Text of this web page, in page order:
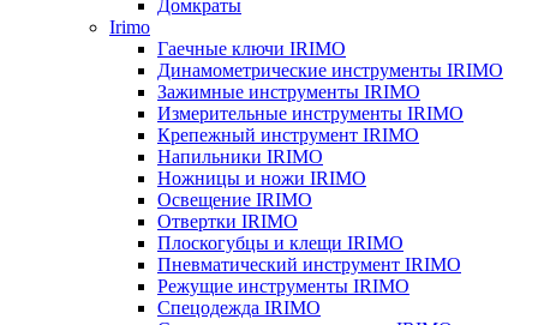
Домкраты
Irimo
Гаечные ключи IRIMO
Динамометрические инструменты IRIMO
Зажимные инструменты IRIMO
Измерительные инструменты IRIMO
Крепежный инструмент IRIMO
Напильники IRIMO
Ножницы и ножи IRIMO
Освещение IRIMO
Отвертки IRIMO
Плоскогубцы и клещи IRIMO
Пневматический инструмент IRIMO
Режущие инструменты IRIMO
Спецодежда IRIMO